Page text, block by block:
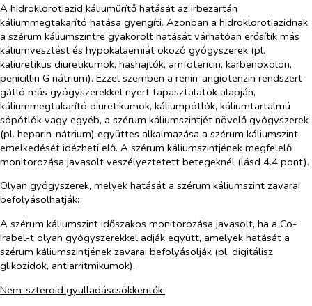
A hidroklorotiazid káliumürítő hatását az irbezartán
káliummegtakarító hatása gyengíti. Azonban a hidroklorotiazidnak
a szérum káliumszintre gyakorolt hatását várhatóan erősítik más
káliumvesztést és hypokalaemiát okozó gyógyszerek (pl.
kaliuretikus diuretikumok, hashajtók, amfotericin, karbenoxolon,
penicillin G nátrium). Ezzel szemben a renin-angiotenzin rendszert
gátló más gyógyszerekkel nyert tapasztalatok alapján,
káliummegtakarító diuretikumok, káliumpótlók, káliumtartalmú
sópótlók vagy egyéb, a szérum káliumszintjét növelő gyógyszerek
(pl. heparin-nátrium) együttes alkalmazása a szérum káliumszint
emelkedését idézheti elő. A szérum káliumszintjének megfelelő
monitorozása javasolt veszélyeztetett betegeknél (lásd 4.4 pont).
Olyan gyógyszerek, melyek hatását a szérum káliumszint zavarai
befolyásolhatják:
A szérum káliumszint időszakos monitorozása javasolt, ha a Co-
Irabel-t olyan gyógyszerekkel adják együtt, amelyek hatását a
szérum káliumszintjének zavarai befolyásolják (pl. digitálisz
glikozidok, antiarritmikumok).
Nem-szteroid gyulladáscsökkentők: